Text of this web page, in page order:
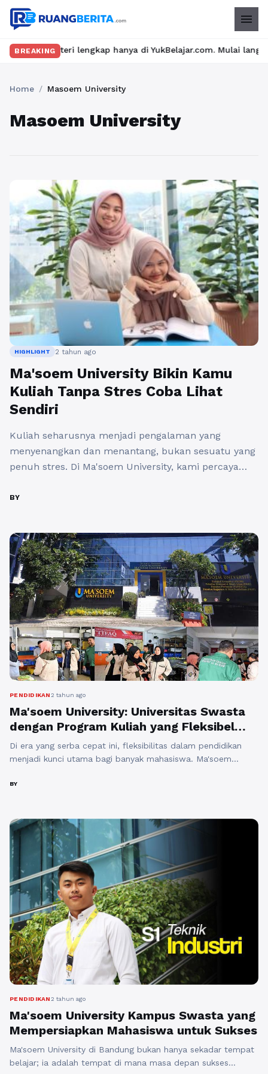
menu
BREAKING
hanya di YukBelajar.com. Mulai langkah suksesmu
Home / Masoem University
Masoem University
HIGHLIGHT 2 tahun ago
Ma'soem University Bikin Kamu
Kuliah Tanpa Stres Coba Lihat
Sendiri
Kuliah seharusnya menjadi pengalaman yang
menyenangkan dan menantang, bukan sesuatu yang
penuh stres. Di Ma'soem University, kami percaya
dengan kenyamanan dan dukungan yang tepat.
stres. 1. Sistem Pembelajaran yang Fleksibel Kami
memahami bahwa setiap mahasiswa memiliki ...
Baca Selengkapnya
BY
PENDIDIKAN2 tahun ago
Ma'soem University: Universitas Swasta
dengan Program Kuliah yang Fleksibel
dan Modern
Di era yang serba cepat ini, fleksibilitas dalam pendidikan
menjadi kunci utama bagi banyak mahasiswa. Ma'soem
menawarkan program kuliah yang fleksibel dan modern untuk
membuatnya menjadi pilihan ideal bagi mahasiswa yang
mencari keseimbangan antara ...Baca Selengkapnya
BY
PENDIDIKAN2 tahun ago
Ma'soem University Kampus Swasta yang
Mempersiapkan Mahasiswa untuk Sukses
Ma'soem University di Bandung bukan hanya sekadar tempat
belajar; ia adalah tempat di mana masa depan sukses